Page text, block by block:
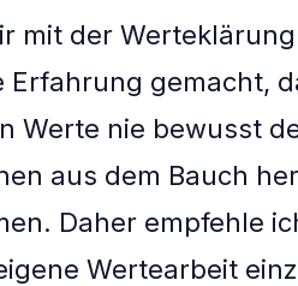
mit der
Erfahrung gemacht,
Werte nie bewusst
aus dem Bauch
Daher empfehle
Wertearbeit